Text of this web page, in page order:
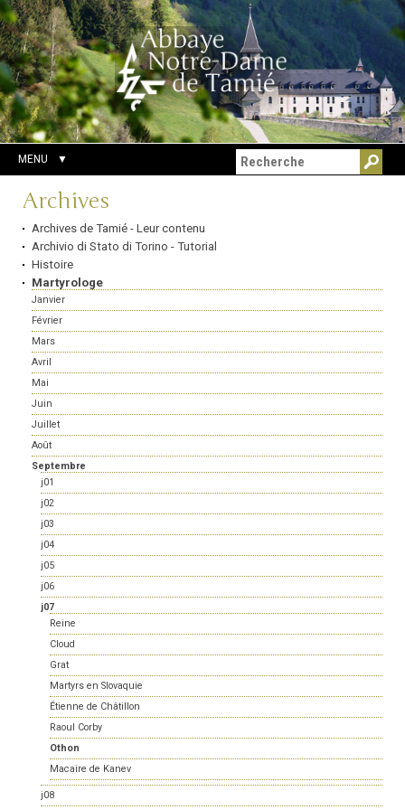
Aller
au
contenu.
|
Aller
à
la
navigation
Outils
personnels
Chercher par
Recherche
avancée…
MENU
Navigation
Archives
Archives de Tamié - Leur contenu
Archivio di Stato di Torino - Tutorial
Histoire
Martyrologe
Janvier
Février
Mars
Avril
Mai
Juin
Juillet
Août
Septembre
j01
j02
j03
j04
j05
j06
j07
Reine
Cloud
Grat
Martyrs en Slovaquie
Étienne de Châtillon
Raoul Corby
Othon
Macaire de Kanev
j08